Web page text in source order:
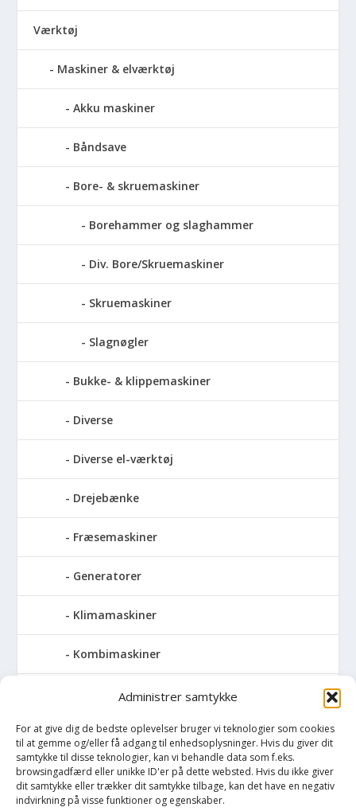
Administrer samtykke
For at give dig de bedste oplevelser bruger vi teknologier som cookies
til at gemme og/eller få adgang til enhedsoplysninger. Hvis du giver dit
samtykke til disse teknologier, kan vi behandle data som f.eks.
browsingadfærd eller unikke ID'er på dette websted. Hvis du ikke giver
dit samtykke eller trækker dit samtykke tilbage, kan det have en negativ
indvirkning på visse funktioner og egenskaber.
Værktøj
Maskiner & elværktøj
Akku maskiner
Båndsave
Bore- & skruemaskiner
Borehammer og slaghammer
Div. Bore/Skruemaskiner
Skruemaskiner
Slagnøgler
Bukke- & klippemaskiner
Diverse
Diverse el-værktøj
Drejebænke
Fræsemaskiner
Generatorer
Klimamaskiner
Kombimaskiner
Kompressor
Pressemaskiner
Save